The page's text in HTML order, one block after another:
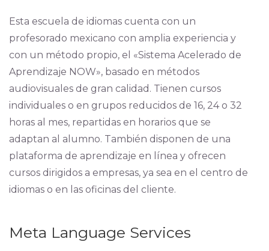
Esta escuela de idiomas cuenta con un
profesorado mexicano con amplia experiencia y
con un método propio, el «Sistema Acelerado de
Aprendizaje NOW», basado en métodos
audiovisuales de gran calidad. Tienen cursos
individuales o en grupos reducidos de 16, 24 o 32
horas al mes, repartidas en horarios que se
adaptan al alumno. También disponen de una
plataforma de aprendizaje en línea y ofrecen
cursos dirigidos a empresas, ya sea en el centro de
idiomas o en las oficinas del cliente.
Meta Language Services